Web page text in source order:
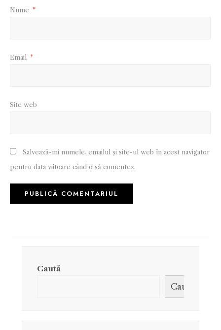
Nume *
Email *
Site web
Salvează-mi numele, emailul și site-ul web în acest navigator
pentru data viitoare când o să comentez.
Caută
Caută